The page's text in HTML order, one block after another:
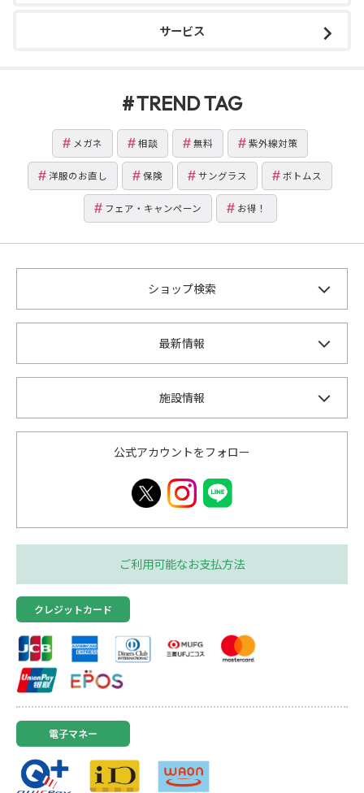
サービス
TREND TAG
メガネ 相談 無料 紫外線対策
洋服のお直し 保険 サングラス ボトムス
フェア・キャンペーン お得！
ショップ検索
最新情報
施設情報
公式アカウントをフォロー
ご利用可能なお支払方法
クレジットカード
電子マネー